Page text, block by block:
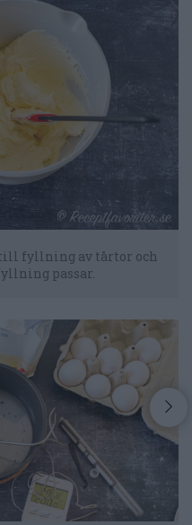
fyllning av tårtor och
passar.